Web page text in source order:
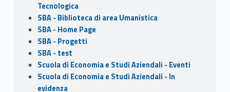
Tecnologica
SBA - Biblioteca di area Umanistica
SBA - Home Page
SBA - Progetti
SBA - test
Scuola di Economia e Studi Aziendali - Eventi
Scuola di Economia e Studi Aziendali - In
evidenza